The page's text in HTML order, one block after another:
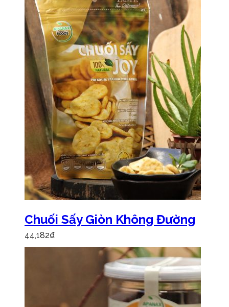
Chuối Sấy Giòn Không Đường
44,182₫